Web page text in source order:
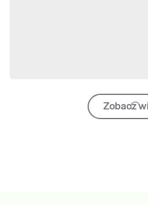
Zobacz